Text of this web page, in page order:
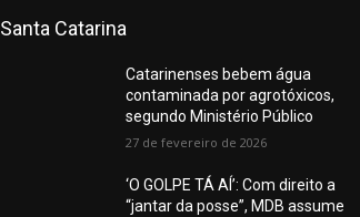
Santa Catarina
Catarinenses bebem água
contaminada por agrotóxicos,
segundo Ministério Público
27 de fevereiro de 2026
‘O GOLPE TÁ AÍ’: Com direito a
“jantar da posse”, MDB assume